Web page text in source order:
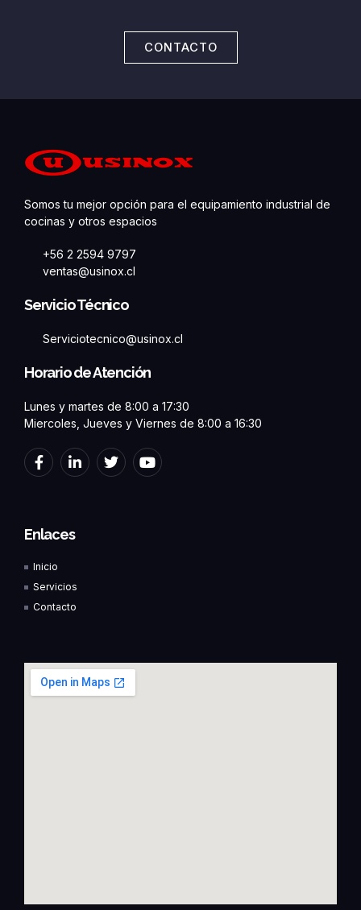
CONTACTO
Somos tu mejor opción para el equipamiento industrial de
cocinas y otros espacios
+56 2 2594 9797
ventas@usinox.cl
Servicio Técnico
Serviciotecnico@usinox.cl
Horario de Atención
Lunes y martes de 8:00 a 17:30
Miercoles, Jueves y Viernes de 8:00 a 16:30
F
a
o
o
-
f
L
i
i
i
T
w
Y
o
Enlaces
Inicio
Servicios
Contacto